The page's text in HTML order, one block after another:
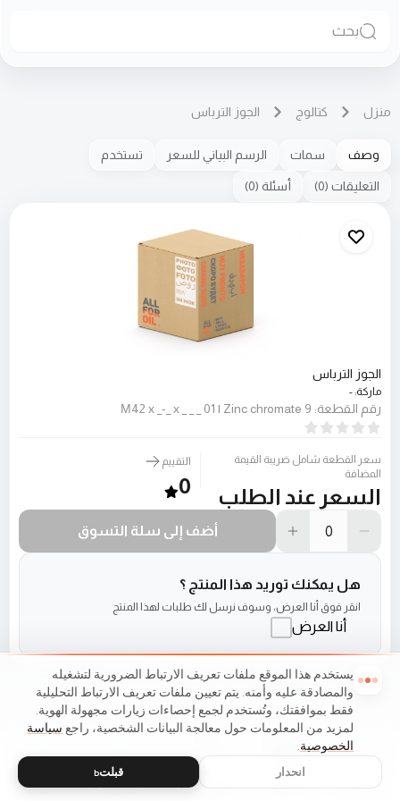
بحث
منزل كتالوج الجوز الترباس
وصف سمات الرسم البياني للسعر تستخدم
التعليقات (
0
) أسئلة (
0
)
الجوز الترباس
ماركة:
-
رقم القطعة:
М42 х _-_ х _ _ _ 01 | Zinc chromate 9
سعر القطعة شامل ضريبة القيمة
المضافة
السعر عند الطلب
التقييم
0
أضف إلى سلة التسوق
هل يمكنك توريد هذا المنتج ؟
انقر فوق أنا العرض، وسوف نرسل لك طلبات لهذا المنتج
أنا العرض
كتالوج قائمة طعام مفضلات
يستخدم هذا الموقع ملفات تعريف الارتباط الضرورية لتشغيله
والمصادقة عليه وأمنه. يتم تعيين ملفات تعريف الارتباط التحليلية
فقط بموافقتك، وتُستخدم لجمع إحصاءات زيارات مجهولة الهوية.
لمزيد من المعلومات حول معالجة البيانات الشخصية، راجع سياسة
الخصوصية.
انحدار قبلتь